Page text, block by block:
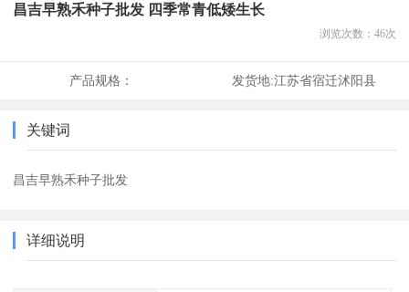
昌吉早熟禾种子批发 四季常青低矮生长
浏览次数： 46次
产品规格： 发货地:江苏省宿迁沭阳县
关键词
昌吉早熟禾种子批发
详细说明